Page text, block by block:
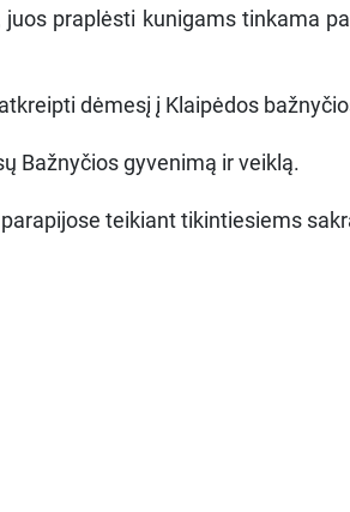
praplėsti kunigams tinkama
dėmesį į Klaipėdos
Bažnyčios gyvenimą ir veiklą.
teikiant tikintiesiems